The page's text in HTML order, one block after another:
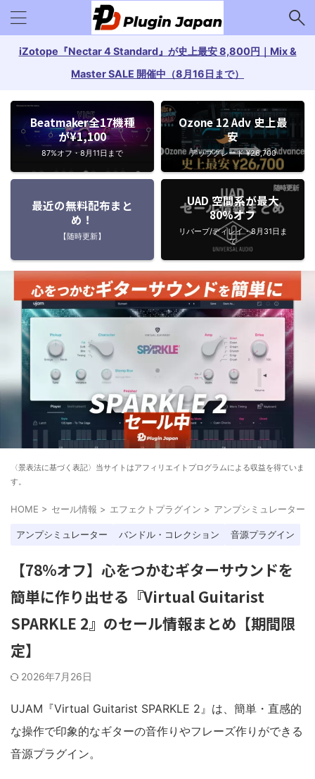
iZotope『Nectar 4 Standard』が史上最安 8,800円｜Mix &
Master SALE 開催中（8月16日まで）
Beatmaker全17機種
が¥1,100
87%オフ・8月11日まで
Ozone 12 Adv 史上最
安
アップグレード ¥26,700
最近の無料配布まと
め！
【随時更新】
UAD 空間系が最大
80%オフ
リバーブ/ディレイ・8月31日ま
で
〈景表法に基づく表記〉当サイトはアフィリエイトプログラムによる収益を得ていま
す。
HOME > セール情報 > エフェクトプラグイン > アンプシミュレーター
アンプシミュレーター バンドル・コレクション 音源プラグイン
【78%オフ】心をつかむギターサウンドを
簡単に作り出せる『Virtual Guitarist
SPARKLE 2』のセール情報まとめ【期間限
定】
2026年7月26日
UJAM『Virtual Guitarist SPARKLE 2』は、簡単・直感的
な操作で印象的なギターの音作りやフレーズ作りができる
音源プラグイン。